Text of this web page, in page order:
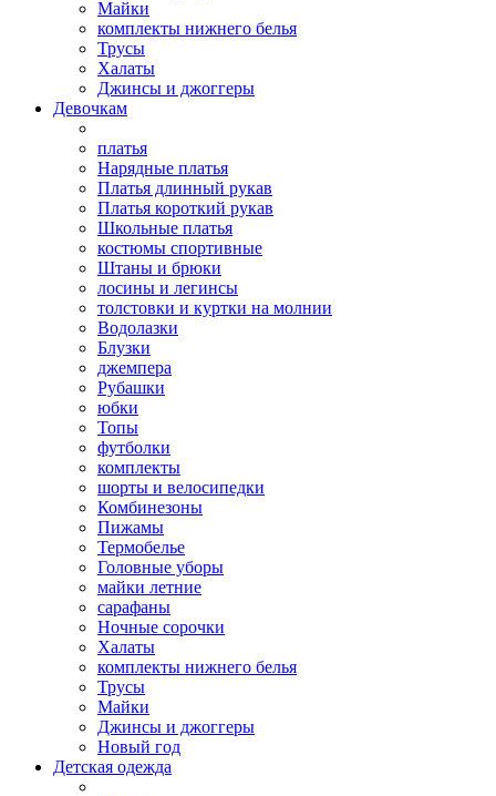
Майки
комплекты нижнего белья
Трусы
Халаты
Джинсы и джоггеры
Девочкам
платья
Нарядные платья
Платья длинный рукав
Платья короткий рукав
Школьные платья
костюмы спортивные
Штаны и брюки
лосины и легинсы
толстовки и куртки на молнии
Водолазки
Блузки
джемпера
Рубашки
юбки
Топы
футболки
комплекты
шорты и велосипедки
Комбинезоны
Пижамы
Термобелье
Головные уборы
майки летние
сарафаны
Ночные сорочки
Халаты
комплекты нижнего белья
Трусы
Майки
Джинсы и джоггеры
Новый год
Детская одежда